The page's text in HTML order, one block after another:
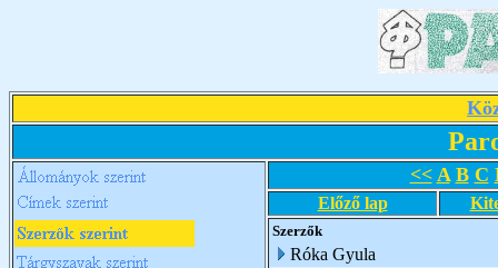
<< A B C
Előző lap
Szerzők
Róka Gyula